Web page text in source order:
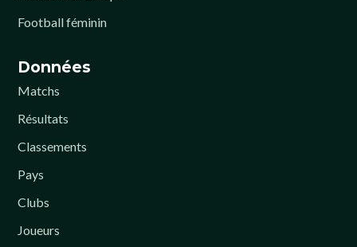
Football féminin
Données
Matchs
Résultats
Classements
Pays
Clubs
Joueurs